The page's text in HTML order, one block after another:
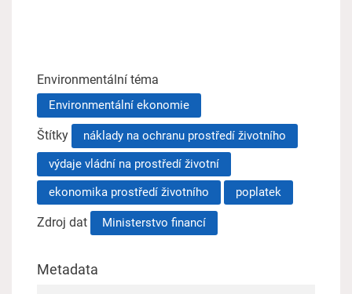
Environmentální téma
Environmentální ekonomie
Štítky
náklady na ochranu prostředí životního
výdaje vládní na prostředí životní
ekonomika prostředí životního
poplatek
Zdroj dat Ministerstvo financí
Metadata